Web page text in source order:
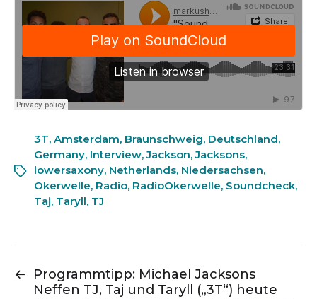
3T, Amsterdam, Braunschweig, Deutschland,
Germany, Interview,Jackson,Jacksons,
lowersaxony, Netherlands, Niedersachsen,
Okerwelle, Radio, RadioOkerwelle, Soundcheck,
Taj, Taryll, TJ
←
Programmtipp: Michael Jacksons
Neffen TJ, Taj und Taryll („3T“) heute